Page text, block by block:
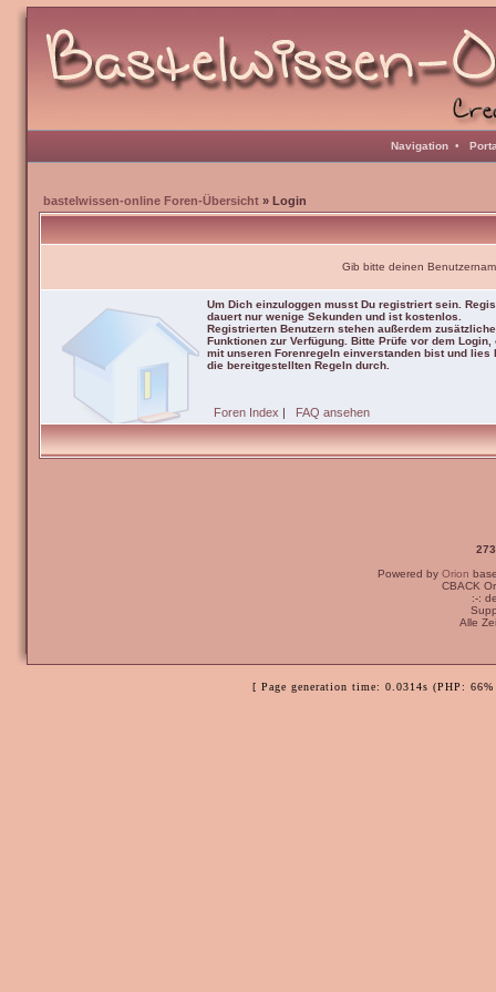
Navigation •
bastelwissen-online Foren-Übersicht » Login
Gib bitte deinen
Um Dich einzuloggen musst Du registriert sein.
dauert nur wenige Sekunden und ist kostenlos.
Registrierten Benutzern stehen außerdem zusätzliche
Funktionen zur Verfügung. Bitte Prüfe vor dem Login,
mit unseren Forenregeln einverstanden bist und lies
die bereitgestellten Regeln durch.
Foren Index | FAQ ansehen
Powered by Orion
CBACK
:-:
Alle
[ Page generation time: 0.0314s (PHP: